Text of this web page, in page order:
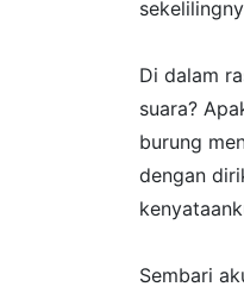
Di dalam
suara?
burung
dengan
Sembari